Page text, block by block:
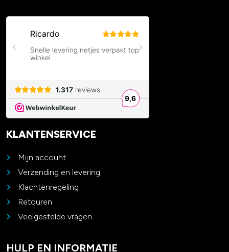
KLANTENSERVICE
Mijn account
Verzending en levering
Klachtenregeling
Retouren
Veelgestelde vragen
HULP EN INFORMATIE